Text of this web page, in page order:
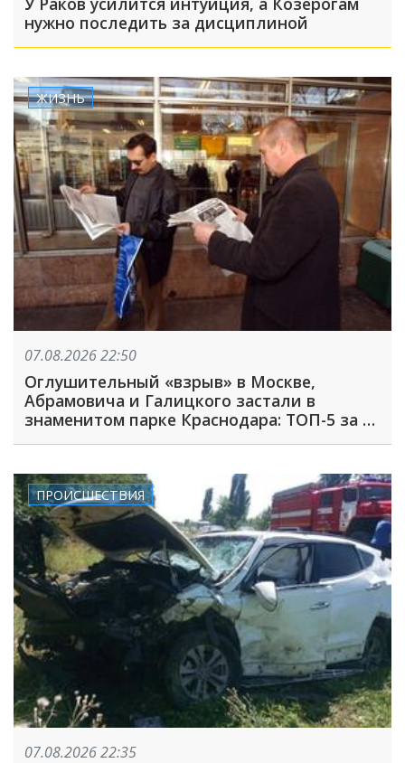
нужно последить за дисциплиной
ЖИЗНЬ
07.08.2026 22:50
Оглушительный «взрыв» в Москве,
Абрамовича и Галицкого застали в
знаменитом парке Краснодара: ТОП-5 за 7
августа
ПРОИСШЕСТВИЯ
07.08.2026 22:35